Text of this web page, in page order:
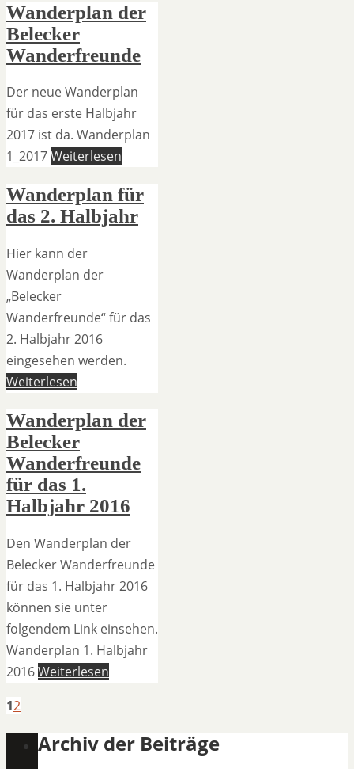
Wanderplan der
Belecker
Wanderfreunde
Der neue Wanderplan
für das erste Halbjahr
2017 ist da. Wanderplan
1_2017Weiterlesen
Wanderplan für
das 2. Halbjahr
Hier kann der
Wanderplan der
„Belecker
Wanderfreunde“ für das
2. Halbjahr 2016
eingesehen werden.
Weiterlesen
Wanderplan der
Belecker
Wanderfreunde
für das 1.
Halbjahr 2016
Den Wanderplan der
Belecker Wanderfreunde
für das 1. Halbjahr 2016
können sie unter
folgendem Link einsehen.
Wanderplan 1. Halbjahr
2016Weiterlesen
12
Archiv der Beiträge